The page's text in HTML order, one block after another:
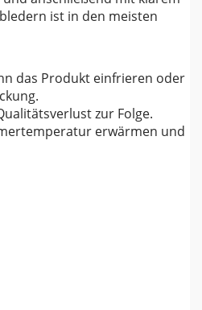
ist in den meisten
das Produkt einfrieren oder
zur Folge.
erwärmen und